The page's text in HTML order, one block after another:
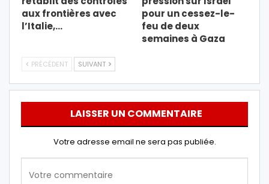
aux frontières avec
l’Italie,…
pour un cessez-le-
feu de deux
semaines à Gaza
PRÉCÉDENT SUIVANT
LAISSER UN COMMENTAIRE
Votre adresse email ne sera pas publiée.